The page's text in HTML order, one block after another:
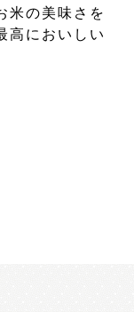
米の美味さを
高においしい